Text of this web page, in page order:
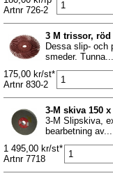
Artnr 726-2
3 M trissor,
Dessa slip- och
smeder.
175,00 kr/st*
Artnr 830-2
3-M skiva 150
3-M Slipskiva,
bearbetning
1 495,00 kr/st*
Artnr 7718